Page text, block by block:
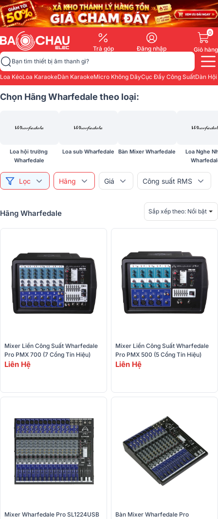
Trả góp Đăng nhập
0
Giỏ hàng
Bạn tìm thiết bị âm thanh gì?
Loa KéoLoa KaraokeDàn KaraokeMicro Không DâyCục Đẩy Công SuấtDàn
Chọn Hãng Wharfedale theo loại:
Loa hội trường
Wharfedale
Loa sub Wharfedale Bàn Mixer Wharfedale
Loa Nghe
Lọc Hãng Giá Công suất RMS
Hãng Wharfedale Sắp xếp theo: Nổi bật
Mixer Liền Công Suất Wharfedale
Pro PMX 700 (7 Cổng Tín Hiệu)
Liên Hệ
Mixer Liền Công Suất Wharfedale
Pro PMX 500 (5 Cổng Tín Hiệu)
Liên Hệ
Mixer Wharfedale Pro SL1224USB
Bàn Mixer Wharfedale Pro